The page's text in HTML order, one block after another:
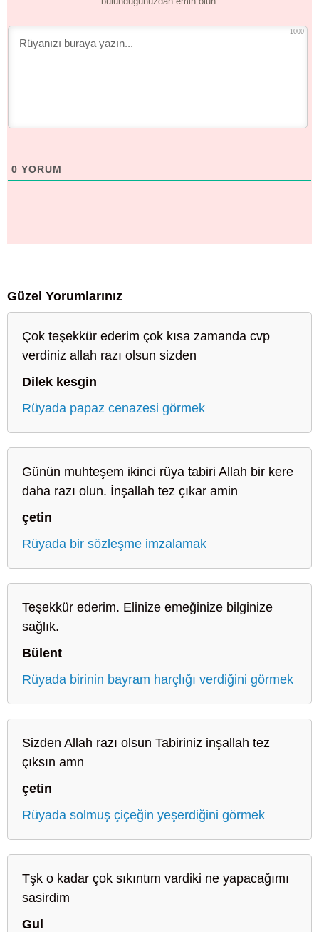
1000
0 YORUM
Güzel Yorumlarınız
Çok teşekkür ederim çok kısa zamanda cvp
verdiniz allah razı olsun sizden
Dilek kesgin
Rüyada papaz cenazesi görmek
Günün muhteşem ikinci rüya tabiri Allah bir kere
daha razı olun. İnşallah tez çıkar amin
çetin
Rüyada bir sözleşme imzalamak
Teşekkür ederim. Elinize emeğinize bilginize
sağlık.
Bülent
Rüyada birinin bayram harçlığı verdiğini görmek
Sizden Allah razı olsun Tabiriniz inşallah tez
çıksın amn
çetin
Rüyada solmuş çiçeğin yeşerdiğini görmek
Tşk o kadar çok sıkıntım vardiki ne yapacağımı
sasirdim
Gul